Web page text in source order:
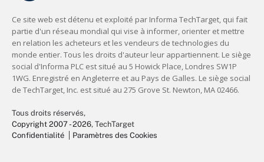
Tous droits réservés,
Copyright 2007 - 2026, TechTarget
Confidentialité
Paramètres des Cookies